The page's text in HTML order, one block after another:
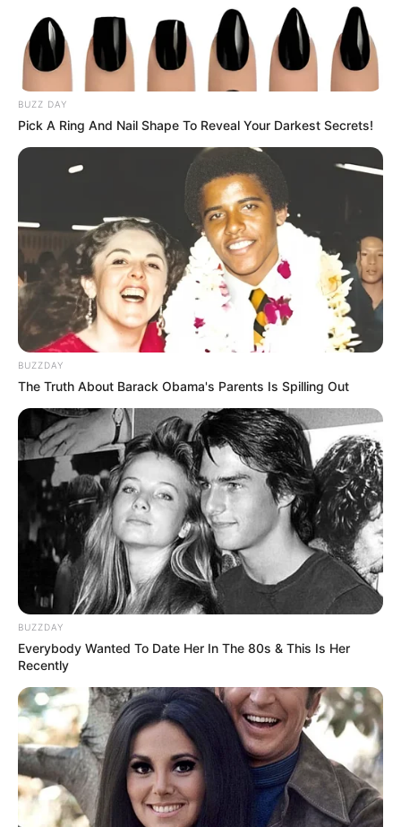
Le Pronostic PMU du Quinté du jour en 7
chevaux du PRIX DU MONT SAINT-MICHEL
1er: 1 HASAPIKO
BUZZ DAY
Pick A Ring And Nail Shape To Reveal Your Darkest Secrets!
BUZZDAY
The Truth About Barack Obama's Parents Is Spilling Out
BUZZDAY
Everybody Wanted To Date Her In The 80s & This Is Her
Recently